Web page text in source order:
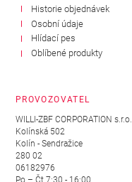
Historie objednávek
Osobní údaje
Hlídací pes
Oblíbené produkty
PROVOZOVATEL
WILLI-ZBF CORPORATION s.r.o.
Kolínská 502
Kolín - Sendražice
280 02
06182976